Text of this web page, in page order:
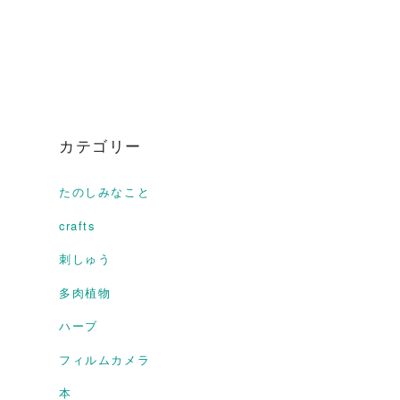
カテゴリー
たのしみなこと
crafts
刺しゅう
多肉植物
ハーブ
フィルムカメラ
本